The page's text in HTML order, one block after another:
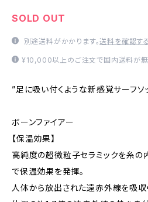
SOLD OUT
別途送料がかかります。送料を確認する
¥10,000以上のご注文で国内送料が無
”足に吸い付くような新感覚サーフソ
ボーンファイアー
【保温効果】
高純度の超微粒子セラミックを糸
で保温効果を発揮。
人体から放出された遠赤外線を吸